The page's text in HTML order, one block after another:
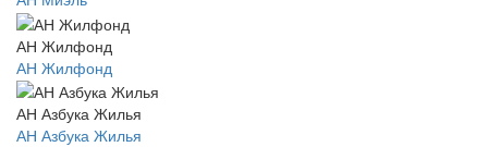
АН Жилфонд
АН Жилфонд
АН Азбука Жилья
АН Азбука Жилья